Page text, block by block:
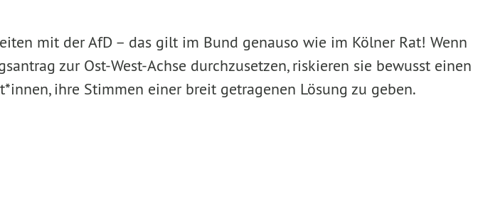
mit der AfD – das gilt im Bund genauso wie im Kölner Rat! Wenn
zur Ost-West-Achse durchzusetzen, riskieren sie bewusst einen
ihre Stimmen einer breit getragenen Lösung zu geben.